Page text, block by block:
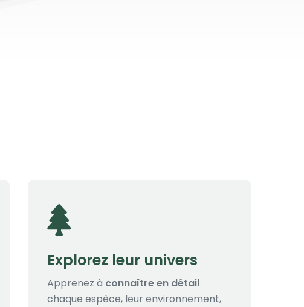
Explorez leur univers
Apprenez à connaître en détail
chaque espèce, leur environnement,